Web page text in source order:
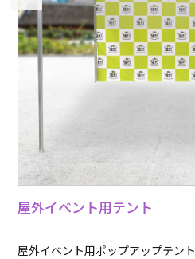
屋外イベント用テント
屋外イベント用ポップアップテント